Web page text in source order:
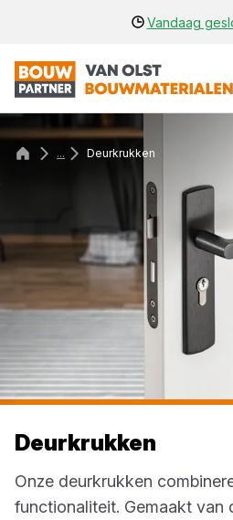
Vandaag
... Deurkrukken
Deurkrukken
Onze deurkrukken
functionaliteit. Gemaakt van